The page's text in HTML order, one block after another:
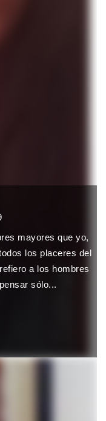
mayores que yo,
los placeres del
a los hombres
sólo...